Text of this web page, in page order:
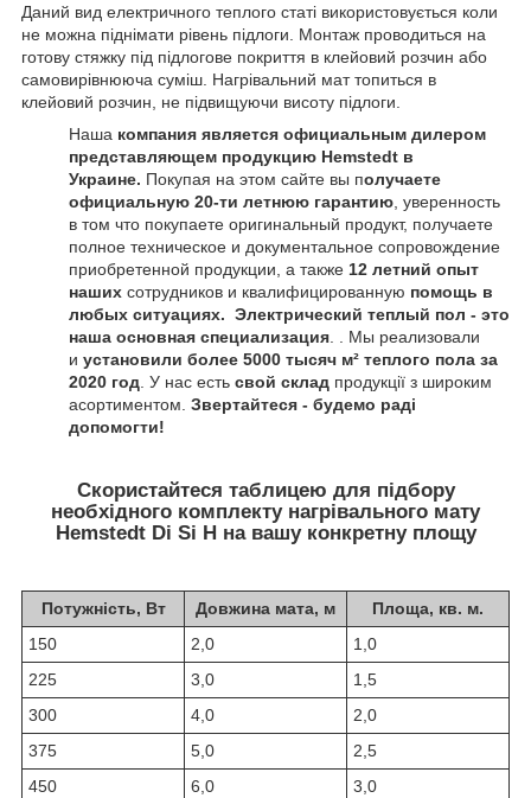
Даний вид електричного теплого статі використовується коли
не можна піднімати рівень підлоги. Монтаж проводиться на
готову стяжку під підлогове покриття в клейовий розчин або
самовирівнююча суміш. Нагрівальний мат топиться в
клейовий розчин, не підвищуючи висоту підлоги.
Наша компания является официальным дилером
представляющем продукцию Hemstedt в
Украине. Покупая на этом сайте вы получаете
официальную 20-ти летнюю гарантию, уверенность
в том что покупаете оригинальный продукт, получаете
полное техническое и документальное сопровождение
приобретенной продукции, а также 12 летний опыт
наших сотрудников и квалифицированную помощь в
любых ситуациях. Электрический теплый пол - это
наша основная специализация. . Мы реализовали
и установили более 5000 тысяч м² теплого пола за
2020 год. У нас есть свой склад продукції з широким
асортиментом. Звертайтеся - будемо раді
допомогти!
Скористайтеся таблицею для підбору
необхідного комплекту нагрівального мату
Hemstedt Di Si H на вашу конкретну площу
Потужність, Вт Довжина мата, м
Площа, кв. м.
150
2,0
1,0
225
3,0
1,5
300
4,0
2,0
375
5,0
2,5
450
6,0
3,0